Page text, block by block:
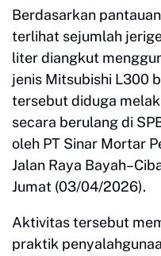
Berdasarkan
terlihat sejumlah
liter diangkut
jenis Mitsubishi L300
tersebut diduga
secara berulang di
oleh PT Sinar Mortar
Jalan Raya
Jumat (03/04/2026).
Aktivitas tersebut
praktik